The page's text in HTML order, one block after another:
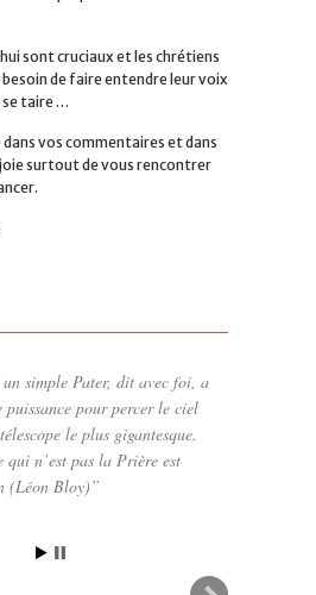
sont cruciaux et les chrétiens
de faire entendre leur voix
se taire …
dans vos commentaires et dans
surtout de vous rencontrer
un simple Pater, dit avec foi, a
puissance pour percer le ciel
le plus gigantesque.
qui n’est pas la Prière est
(Léon Bloy)